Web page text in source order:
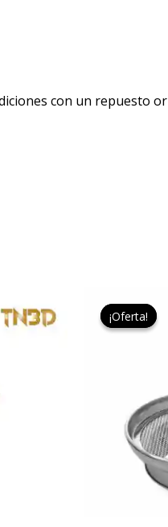
con un repuesto
¡Oferta!
¡Oferta!